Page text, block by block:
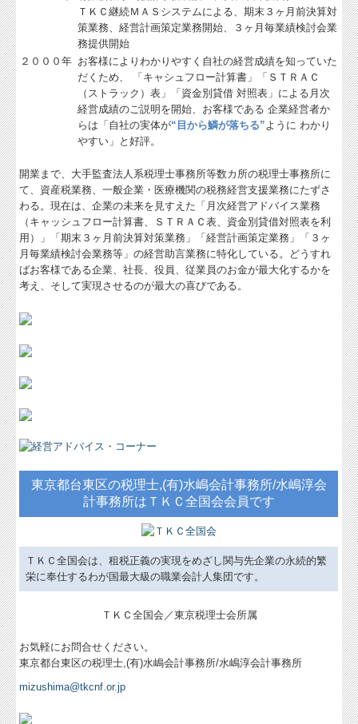
しごとの知恵袋
社長メニューASP版
TKCシステムQ&A
経営革新等支援機関とは
経営改善オンデマンド講座
TKCのFinTechサービス
ＴＫＣ継続ＭＡＳシステムによる、期末３ヶ月前決算対
策業務、経営計画策定業務開始、３ヶ月毎業績検討会業
務提供開始
２０００年 お客様によりわかりやすく自社の経営成績を知っていた
だくため、 「キャシュフロー計算書」「ＳＴＲＡＣ
（ストラック）表」「資金別貸借 対照表」による月次
経営成績のご説明を開始、お客様である 企業経営者か
らは「自社の実体が“目から鱗が落ちる”ように わかり
やすい」と好評。
開業まで、大手監査法人系税理士事務所等数カ所の税理士事務所に
て、資産税業務、一般企業・医療機関の税務経営支援業務にたずさ
わる。現在は、企業の未来を見すえた「月次経営アドバイス業務
（キャッシュフロー計算書、ＳＴＲＡＣ表、資金別貸借対照表を利
用）」「期末３ヶ月前決算対策業務」「経営計画策定業務」「３ヶ
月毎業績検討会業務等」の経営助言業務に特化している。どうすれ
ばお客様である企業、社長、役員、従業員のお金が最大化するかを
考え、そして実現させるのが最大の喜びである。
東京都台東区の税理士,(有)水嶋会計事務所/水嶋淳会
計事務所はＴＫＣ全国会会員です
ＴＫＣ全国会は、租税正義の実現をめざし関与先企業の永続的繁
栄に奉仕するわが国最大級の職業会計人集団です。
ＴＫＣ全国会／東京税理士会所属
お気軽にお問合せください。
東京都台東区の税理士,(有)水嶋会計事務所/水嶋淳会計事務所
mizushima@tkcnf.or.jp